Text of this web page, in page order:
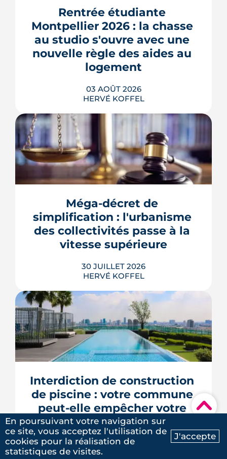
Ma recherche Contactez-nous
▾
phase de concertation, veut
transformer un secteur sans identité en
quartier d'habitat.
LIRE L'ARTICLE
Rentrée étudiante
Montpellier 2026 : la chasse
au studio s'ouvre avec une
nouvelle règle des aides au
logement
03 AOÛT 2026
HERVÉ KOFFEL
Se loger à Montpellier pour la rentrée
2026 tient de la course de vitesse, sur
un marché où le studio part en
étudiants internationaux, une réforme
des aides au logement entrée en
vigueur le 1er juillet vient alourdir la
note.
LIRE L'ARTICLE
Méga-décret de
simplification : l'urbanisme
des collectivités passe à la
vitesse supérieure
30 JUILLET 2026
HERVÉ KOFFEL
Trente mesures, huit codes, un mot
d'ordre : faire agir les maires plus vite.
Le deuxième méga-décret de
photovoltaïque et l'habitat, mais
plusieurs de ses raccourcis inquiètent
déjà le juge consultatif des normes.
LIRE L'ARTICLE
Interdiction de construction
de piscine : votre commune
peut-elle empêcher votre
projet ?
27 JUILLET 2026
HERVÉ KOFFEL
En poursuivant votre navigation sur
ce site, vous acceptez l'utilisation de
cookies pour la réalisation de
statistiques de visites.
J'accepte